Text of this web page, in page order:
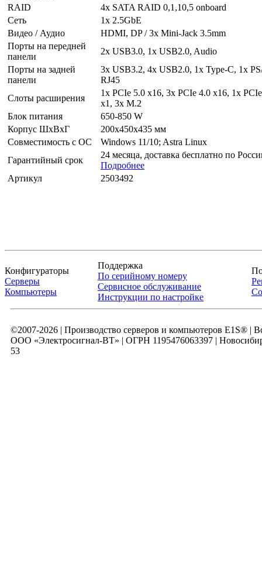
RAID
4x SATA RAID 0,1,10,5 onboard
Сеть
1х 2.5GbE
Видео / Аудио
HDMI, DP / 3x Mini-Jack 3.5mm
Порты на передней
панели
2x USB3.0, 1x USB2.0, Audio
Порты на задней
панели
3x USB3.2, 4x USB2.0, 1x Type-C, 1x
RJ45
Слоты расширения
1x PCIe 5.0 x16, 3x PCIe 4.0 x16, 1x
x1, 3х M.2
Блок питания
650-850 W
Корпус ШxВxГ
200x450x435 мм
Совместимость с ОС
Windows 11/10; Astra Linux
Гарантийный срок
24 месяца, доставка бесплатно по
Подробнее
Артикул
2503492
Конфигураторы
Серверы
Компьютеры
Поддержка
По серийному номеру
Сервисное обслуживание
Инструкции по настройке
©2007-2026 | Производство серверов и компьютеров E1S® |
ООО «Электросигнал-ВТ» | ОГРН 1195476063397 |
53